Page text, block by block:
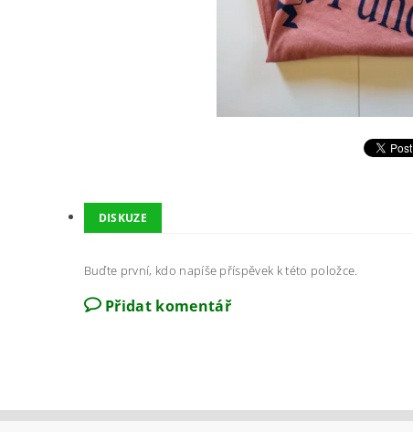
DISKUZE
Buďte první, kdo napíše příspěvek k této položce.
Přidat komentář